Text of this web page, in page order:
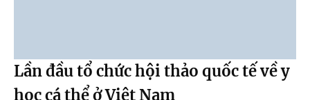
Lần đầu tổ chức hội thảo quốc tế về y
học cá thể ở Việt Nam